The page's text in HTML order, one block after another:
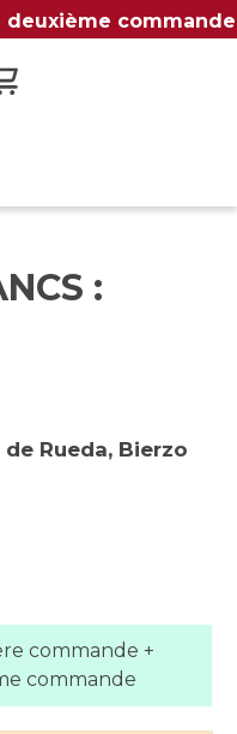
commande
:
Rueda, Bierzo
commande +
commande